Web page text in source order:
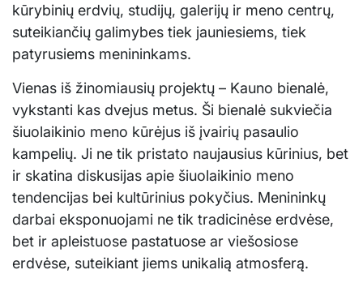
kūrybinių erdvių, studijų, galerijų ir meno centrų,
suteikiančių galimybes tiek jauniesiems, tiek
patyrusiems menininkams.
Vienas iš žinomiausių projektų – Kauno bienalė,
vykstanti kas dvejus metus. Ši bienalė sukviečia
šiuolaikinio meno kūrėjus iš įvairių pasaulio
kampelių. Ji ne tik pristato naujausius kūrinius, bet
ir skatina diskusijas apie šiuolaikinio meno
tendencijas bei kultūrinius pokyčius. Menininkų
darbai eksponuojami ne tik tradicinėse erdvėse,
bet ir apleistuose pastatuose ar viešosiose
erdvėse, suteikiant jiems unikalią atmosferą.